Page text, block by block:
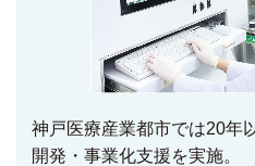
神戸医療産業都市では20年
開発・事業化支援を実施。